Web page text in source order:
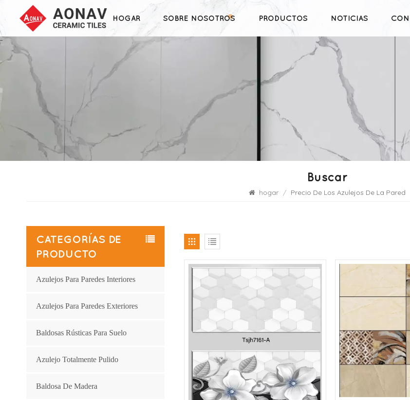
HOGAR SOBRE NOSOTROS PRODUCTOS NOTICIAS
Buscar
hogar / Precio De Los Azulejos De La Pared
CATEGORÍAS DE
PRODUCTO
Azulejos Para Paredes Interiores
Azulejos Para Paredes Exteriores
Baldosas Rústicas Para Suelo
Azulejo Totalmente Pulido
Baldosa De Madera